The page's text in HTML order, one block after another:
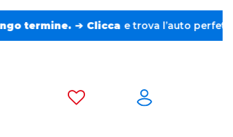
➔ Clicca e trova l’auto perfetta senza